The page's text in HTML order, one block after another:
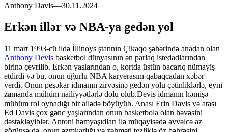
Anthony Davis—30.11.2024
Erkən illər və NBA-ya gedən yol
11 mart 1993-cü ildə İllinoys ştatının Çikaqo şəhərində anadan olan
Anthony Devis basketbol dünyasının ən parlaq istedadlarından
birinə çevrilib. Erkən yaşlarından o, kortda üstün bacarıq nümayiş
etdirdi və bu, onun uğurlu NBA karyerasını qabaqcadan xəbər
verdi. Onun peşəkar idmanın zirvəsinə gedən yolu çətinliklərlə, eyni
zamanda mühüm nailiyyətlərlə dolu olub.Devis idmanın həmişə
mühüm rol oynadığı bir ailədə böyüyüb. Anası Erin Davis və atası
Ed Davis çox gənc yaşlarından onun basketbola olan həvəsini
dəstəkləyiblər. Antoni həmyaşıdları ilə müqayisədə əvvəlcə az